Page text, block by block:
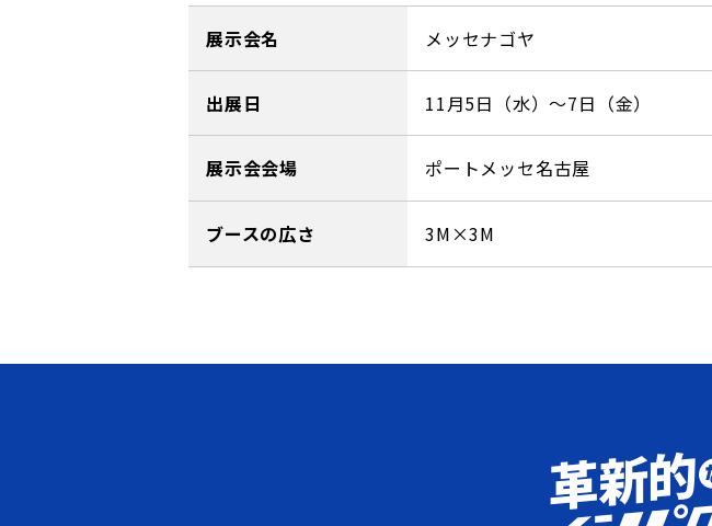
展示会名 メッセナゴヤ
出展日 11月5日（水）～7日（金）
展示会会場 ポートメッセ名古屋
ブースの広さ 3M×3M